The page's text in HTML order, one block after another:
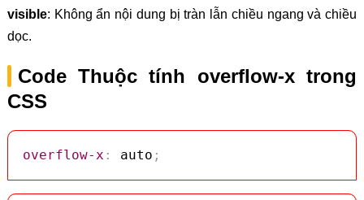
visible: Không ẩn nội dung bị tràn lẫn chiều ngang và chiều
dọc.
Code Thuộc tính overflow-x trong
CSS
overflow-x : auto ;